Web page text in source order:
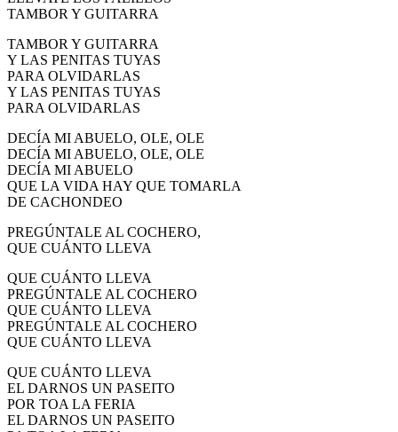
TAMBOR Y GUITARRA
TAMBOR Y GUITARRA
Y LAS PENITAS TUYAS
PARA OLVIDARLAS
Y LAS PENITAS TUYAS
PARA OLVIDARLAS
DECÍA MI ABUELO, OLE, OLE
DECÍA MI ABUELO, OLE, OLE
DECÍA MI ABUELO
QUE LA VIDA HAY QUE TOMARLA
DE CACHONDEO
PREGÚNTALE AL COCHERO,
QUE CUÁNTO LLEVA
QUE CUÁNTO LLEVA
PREGÚNTALE AL COCHERO
QUE CUÁNTO LLEVA
PREGÚNTALE AL COCHERO
QUE CUÁNTO LLEVA
QUE CUÁNTO LLEVA
EL DARNOS UN PASEITO
POR TOA LA FERIA
EL DARNOS UN PASEITO